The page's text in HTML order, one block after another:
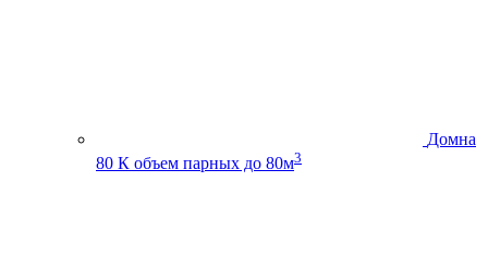
Домна
80 К объем парных до 80м3